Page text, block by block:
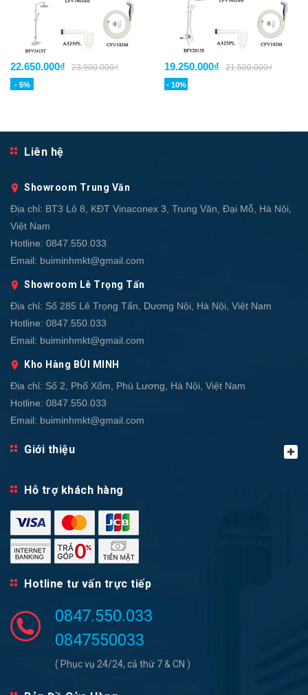
22.650.000₫ 23.900.000₫
- 5%
19.250.000₫ 21.500.000₫
- 10%
Liên hệ
Showroom Trung Văn
Địa chỉ: BT3 Lô 8, KĐT Vinaconex 3, Trung Văn, Đại Mỗ, Hà Nội,
Việt Nam
Hotline: 0847.550.033
Email: buiminhmkt@gmail.com
Showroom Lê Trọng Tấn
Địa chỉ: Số 285 Lê Trọng Tấn, Dương Nội, Hà Nội, Việt Nam
Hotline: 0847.550.033
Email: buiminhmkt@gmail.com
Kho Hàng BÙI MINH
Địa chỉ: Số 2, Phố Xốm, Phú Lương, Hà Nội, Việt Nam
Hotline: 0847.550.033
Email: buiminhmkt@gmail.com
Giới thiệu
Hỗ trợ khách hàng
Hotline tư vấn trực tiếp
0847.550.033
0847550033
( Phục vụ 24/24, cả thứ 7 & CN )